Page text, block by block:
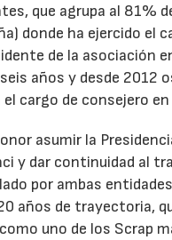
que agrupa al 81%
donde ha ejercido el
de la asociación
años y desde 2012
cargo de consejero en
asumir la
y dar continuidad al
por ambas
años de trayectoria,
uno de los Scrap